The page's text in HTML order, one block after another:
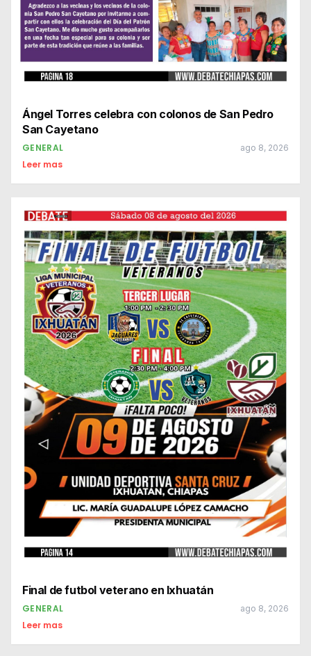
Ángel Torres celebra con colonos de San Pedro
San Cayetano
GENERAL ago 8, 2026
Leer mas
Final de futbol veterano en Ixhuatán
GENERAL ago 8, 2026
Leer mas